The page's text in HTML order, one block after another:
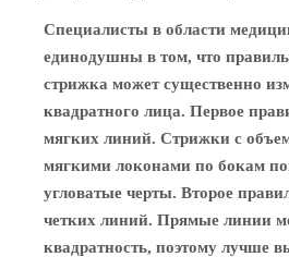
Специалисты в области
единодушны в том, что
стрижка может существенно
квадратного лица. Первое
мягких линий. Стрижки с
мягкими локонами по бокам
угловатые черты. Второе
четких линий. Прямые линии
квадратность, поэтому лучше